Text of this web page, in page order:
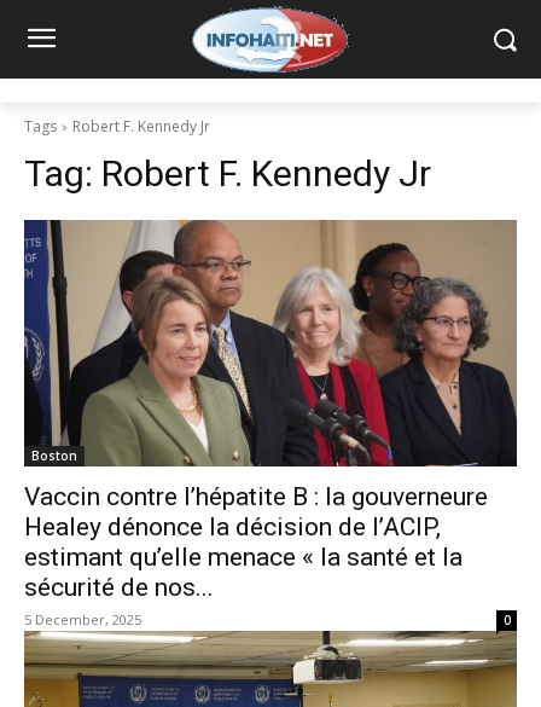
Tags Robert F. Kennedy Jr
Tag: Robert F. Kennedy Jr
Boston
Vaccin contre l’hépatite B : la gouverneure
Healey dénonce la décision de l’ACIP,
estimant qu’elle menace « la santé et la
sécurité de nos...
5 December, 2025 0